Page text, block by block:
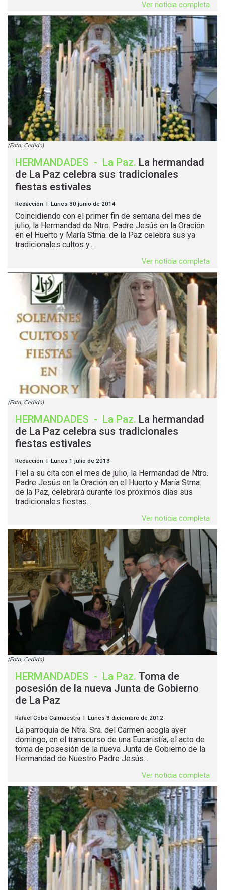
Ver noticia completa
(Foto: Cedida)
HERMANDADES - La Paz. La hermandad
de La Paz celebra sus tradicionales
fiestas estivales
Redacción | Lunes 30 junio de 2014
Coincidiendo con el primer fin de semana del mes de
julio, la Hermandad de Ntro. Padre Jesús en la Oración
en el Huerto y María Stma. de la Paz celebra sus ya
tradicionales cultos y...
Ver noticia completa
(Foto: Cedida)
HERMANDADES - La Paz. La hermandad
de La Paz celebra sus tradicionales
fiestas estivales
Redacción | Lunes 1 julio de 2013
Fiel a su cita con el mes de julio, la Hermandad de Ntro.
Padre Jesús en la Oración en el Huerto y María Stma.
de la Paz, celebrará durante los próximos días sus
tradicionales fiestas...
Ver noticia completa
(Foto: Cedida)
HERMANDADES - La Paz. Toma de
posesión de la nueva Junta de Gobierno
de La Paz
Rafael Cobo Calmaestra | Lunes 3 diciembre de 2012
La parroquia de Ntra. Sra. del Carmen acogía ayer
domingo, en el transcurso de una Eucaristía, el acto de
toma de posesión de la nueva Junta de Gobierno de la
Hermandad de Nuestro Padre Jesús...
Ver noticia completa